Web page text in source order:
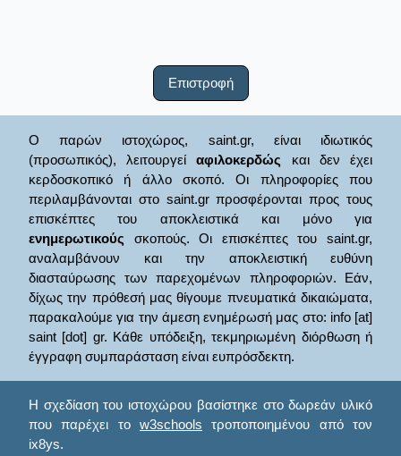
Επιστροφή
Ο παρών ιστοχώρος, saint.gr, είναι ιδιωτικός
(προσωπικός), λειτουργείαφιλοκερδώς και δεν έχει
κερδοσκοπικό ή άλλο σκοπό. Οι πληροφορίες που
περιλαμβάνονται στο saint.gr προσφέρονται προς τους
επισκέπτες του αποκλειστικά και μόνο για
ενημερωτικούς σκοπούς. Οι επισκέπτες του saint.gr,
αναλαμβάνουν και την αποκλειστική ευθύνη
διασταύρωσης των παρεχομένων πληροφοριών. Εάν,
δίχως την πρόθεσή μας θίγουμε πνευματικά δικαιώματα,
παρακαλούμε για την άμεση ενημέρωσή μας στο: info [at]
saint [dot] gr. Κάθε υπόδειξη, τεκμηριωμένη διόρθωση ή
έγγραφη συμπαράσταση είναι ευπρόσδεκτη.
Η σχεδίαση του ιστοχώρου βασίστηκε στο δωρεάν υλικό
που παρέχει το w3schools τροποποιημένου από τον
ix8ys.